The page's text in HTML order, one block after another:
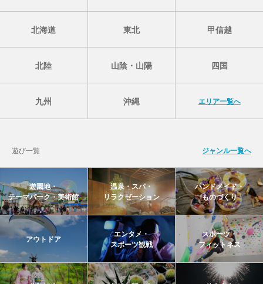
北海道 東北 甲信越
北陸 山陰・山陽 四国
九州 沖縄 エリア一覧へ
遊び一覧 ジャンル一覧へ
遊園地・
テーマパーク・美術館
温泉・スパ・
リラクゼーション
ハンドメイド・
ものづくり
アウトドア
エンタメ・
スポーツ観戦
スポーツ・
フィットネス